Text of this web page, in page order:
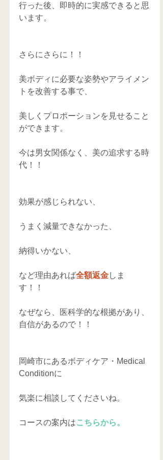
行った後、即時的に実感できると思
います。
さらにさらに！！
美ボディに必要な姿勢やアライメン
トを改善する事で、
美しくプロポーションを見せること
ができます。
今は男女関係なく、美の追求する時
代！！
効果が感じられない、
うまく減量できなかった、
納得いかない、
など理由あれば全額返金しま
す！！
なぜなら、医科学的な根拠があり、
自信があるので！！
岡崎市にあるボディケア・Medical
Conditionに
気楽に相談してくださいね。
コースの案内はこちらから。